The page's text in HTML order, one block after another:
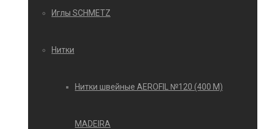
Иглы SCHMETZ
Нитки
Нитки швейные AEROFIL №120 (400 М)
MADEIRA